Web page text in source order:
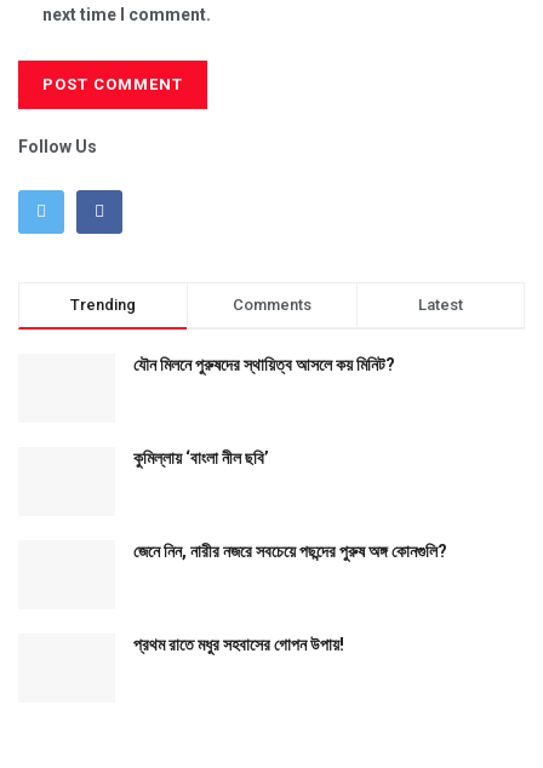
next time I comment.
Follow Us
Trending Comments Latest
যৌন মিলনে পুরুষদের স্থায়িত্ব আসলে কয় মিনিট?
কুমিল্লায় ‘বাংলা নীল ছবি’
জেনে নিন, নারীর নজরে সবচেয়ে পছন্দের পুরুষ অঙ্গ কোনগুলি?
প্রথম রাতে মধুর সহবাসের গোপন উপায়!